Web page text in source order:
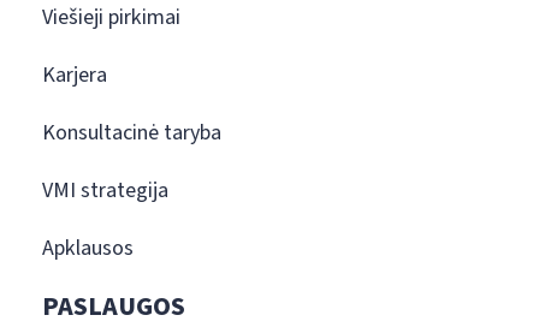
Viešieji pirkimai
Karjera
Konsultacinė taryba
VMI strategija
Apklausos
PASLAUGOS